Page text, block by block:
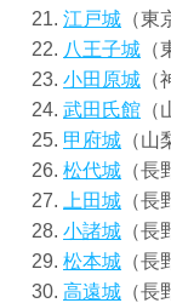
江戸城 （東
八王子城 （
小田原城 （
武田氏館 （
甲府城 （山
松代城 （長
上田城 （長
小諸城 （長
松本城 （
高遠城 （長